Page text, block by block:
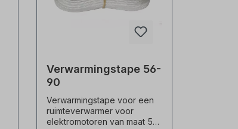
Verwarmingstape 56-
90
Verwarmingstape voor een
ruimteverwarmer voor
elektromotoren van maat 56-